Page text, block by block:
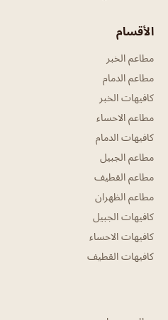
الأقسام
مطاعم الخبر
مطاعم الدمام
كافيهات الخبر
مطاعم الاحساء
كافيهات الدمام
مطاعم الجبيل
مطاعم القطيف
مطاعم الظهران
كافيهات الجبيل
كافيهات الاحساء
كافيهات القطيف